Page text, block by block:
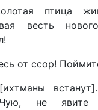
птица
весть
от ссор!
Чую, не явите